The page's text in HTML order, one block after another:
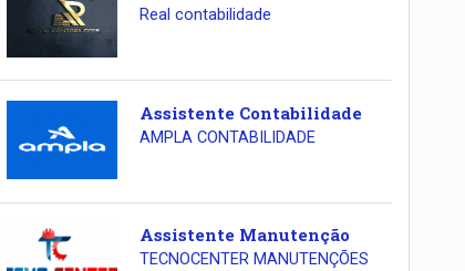
Real contabilidade
Assistente Contabilidade
AMPLA CONTABILIDADE
Assistente Manutenção
TECNOCENTER MANUTENÇÕES